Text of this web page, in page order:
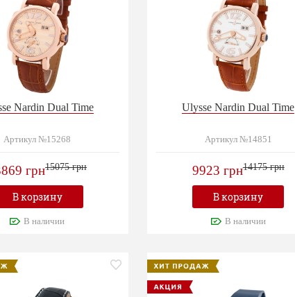
Nardin Dual Time
Артикул №15268
грн15075 грн
В корзину
В наличии
Ulysse Nardin Dual Time
Артикул №14851
9923 грн14175 грн
В корзину
В наличии